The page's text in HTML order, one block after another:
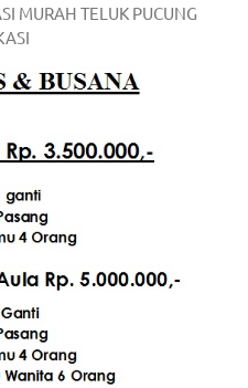
MURAH TELUK PUCUNG